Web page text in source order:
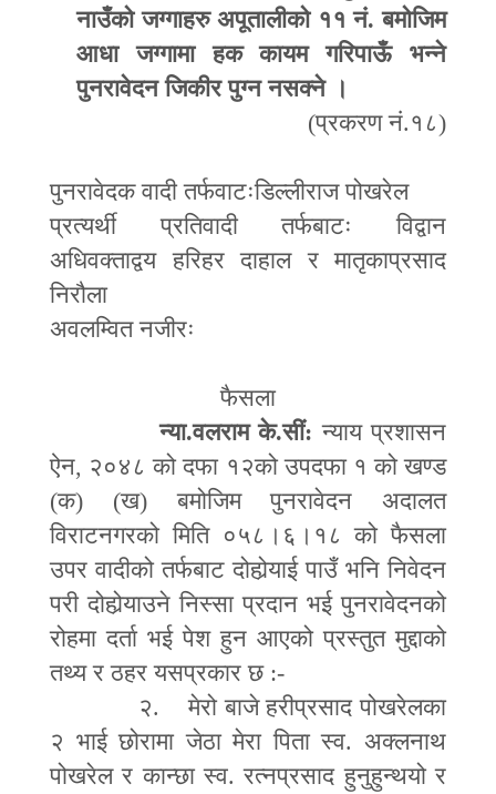
नाउँको जग्गाहरु अपूतालीको ११ नं. बमोजिम
आधा जग्गामा हक कायम गरिपाऊँ भन्ने
पुनरावेदन जिकीर पुग्न नसक्ने ।
(प्रकरण नं.१८)
पुनरावेदक वादी तर्फवाटःडिल्लीराज पोखरेल
प्रत्यर्थी प्रतिवादी तर्फबाटः विद्वान
अधिवक्ताद्वय हरिहर दाहाल र मातृकाप्रसाद
निरौला
अवलम्वित नजीरः
फैसला
न्या.वलराम के.सीं: न्याय प्रशासन
ऐन, २०४८ को दफा १२को उपदफा १ को खण्ड
(क) (ख) बमोजिम पुनरावेदन अदालत
विराटनगरको मिति ०५८।६।१८ को फैसला
उपर वादीको तर्फबाट दोहोर्‍याई पाउँ भनि निवेदन
परी दोहोर्‍याउने निस्सा प्रदान भई पुनरावेदनको
रोहमा दर्ता भई पेश हुन आएको प्रस्तुत मुद्दाको
तथ्य र ठहर यसप्रकार छ :-
२. मेरो बाजे हरीप्रसाद पोखरेलका
२ भाई छोरामा जेठा मेरा पिता स्व. अक्लनाथ
पोखरेल र कान्छा स्व. रत्नप्रसाद हुनुहुन्थयो र